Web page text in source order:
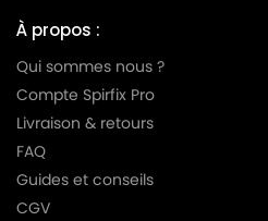
LG-
GOLDSTAR
LG-
GOLDSTAR
LG-GOLDSTAR
LG-
GOLDSTAR
LG-GOLDSTAR
À propos :
Qui sommes nous ?
Compte Spirfix Pro
Livraison & retours
FAQ
Guides et conseils
CGV